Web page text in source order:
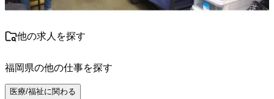
他の求人を探す
福岡県の他の仕事を探す
医療/福祉に関わる